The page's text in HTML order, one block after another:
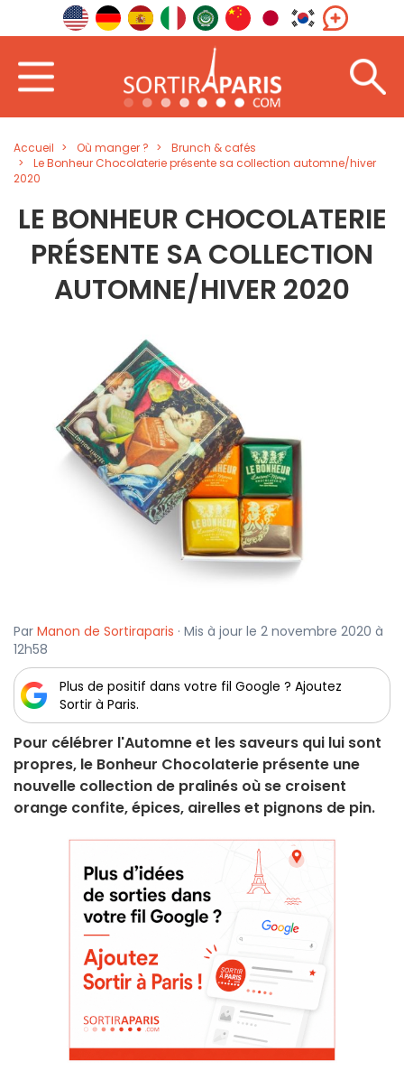
Accueil Où manger ?
Brunch & cafés
Le Bonheur Chocolaterie présente sa collection automne/hiver
2020
LE BONHEUR CHOCOLATERIE
PRÉSENTE SA COLLECTION
AUTOMNE/HIVER 2020
Par Manon de Sortiraparis · Mis à jour le 2 novembre 2020 à
12h58
Plus de positif dans votre fil Google ? Ajoutez
Sortir à Paris.
Pour célébrer l'Automne et les saveurs qui lui sont
propres, le Bonheur Chocolaterie présente une
nouvelle collection de pralinés où se croisent
orange confite, épices, airelles et pignons de pin.